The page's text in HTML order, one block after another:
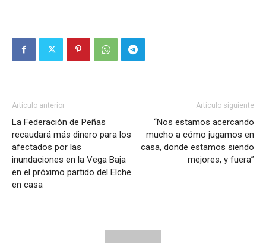
Artículo anterior
La Federación de Peñas
recaudará más dinero para los
afectados por las
inundaciones en la Vega Baja
en el próximo partido del Elche
en casa
Artículo siguiente
“Nos estamos acercando
mucho a cómo jugamos en
casa, donde estamos siendo
mejores, y fuera”